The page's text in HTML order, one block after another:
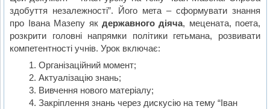
здобуття незалежності”. Його мета – сформувати знання
про Івана Мазепу якдержавного діяча, мецената, поета,
розкрити головні напрямки політики гетьмана, розвивати
компетентності учнів. Урок включає:
Організаційний момент;
Актуалізацію знань;
Вивчення нового матеріалу;
Закріплення знань через дискусію на тему “Іван